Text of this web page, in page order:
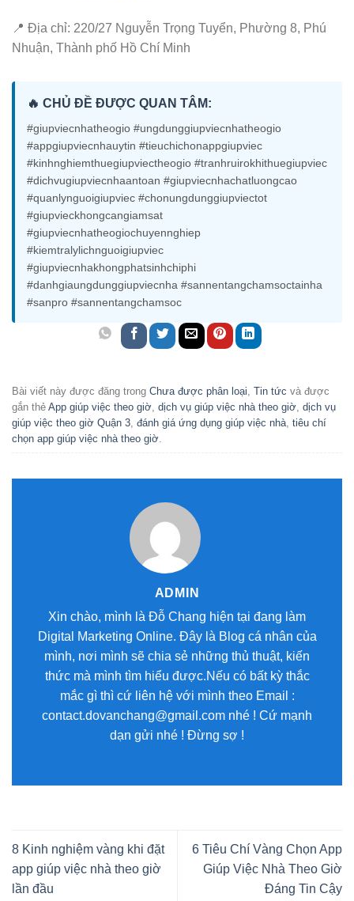
📍 Địa chỉ: 220/27 Nguyễn Trọng Tuyển, Phường 8, Phú
Nhuận, Thành phố Hồ Chí Minh
🔥 CHỦ ĐỀ ĐƯỢC QUAN TÂM:
#giupviecnhatheogio #ungdunggiupviecnhatheogio
#appgiupviecnhauytin #tieuchichonappgiupviec
#kinhnghiemthuegiupviectheogio #tranhruirokhithuegiupviec
#dichvugiupviecnhaantoan #giupviecnhachatluongcao
#quanlynguoigiupviec #chonungdunggiupviectot
#giupvieckhongcangiamsat
#giupviecnhatheogiochuyennghiep
#kiemtralylichnguoigiupviec
#giupviecnhakhongphatsinhchiphi
#danhgiaungdunggiupviecnha #sannentangchamsoctainha
#sanpro #sannentangchamsoc
Bài viết này được đăng trong Chưa được phân loại Tin tức và được
gắn thẻ App giúp việc theo giờ dịch vụ giúp việc nhà theo giờ dịch vụ
giúp việc theo giờ Quận 3 đánh giá ứng dụng giúp việc nhà tiêu chí
chọn app giúp việc nhà theo giờ
ADMIN
Xin chào, mình là Đỗ Chang hiện tại đang làm
Digital Marketing Online. Đây là Blog cá nhân của
mình, nơi mình sẽ chia sẻ những thủ thuật, kiến
thức mà mình tìm hiểu được.Nếu có bất kỳ thắc
mắc gì thì cứ liên hệ với mình theo Email :
contact.dovanchang@gmail.com nhé ! Cứ mạnh
dạn gửi nhé ! Đừng sợ !
8 Kinh nghiệm vàng khi đặt
app giúp việc nhà theo giờ
lần đầu
6 Tiêu Chí Vàng Chọn App
Giúp Việc Nhà Theo Giờ
Đáng Tin Cậy